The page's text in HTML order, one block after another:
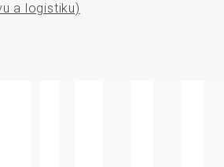
a logistiku)